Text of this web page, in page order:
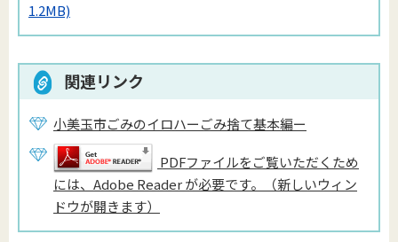
1.2MB)
関連リンク
小美玉市ごみのイロハーごみ捨て基本編ー
PDFファイルをご覧いただくため
には、Adobe Reader が必要です。（新しいウィン
ドウが開きます）